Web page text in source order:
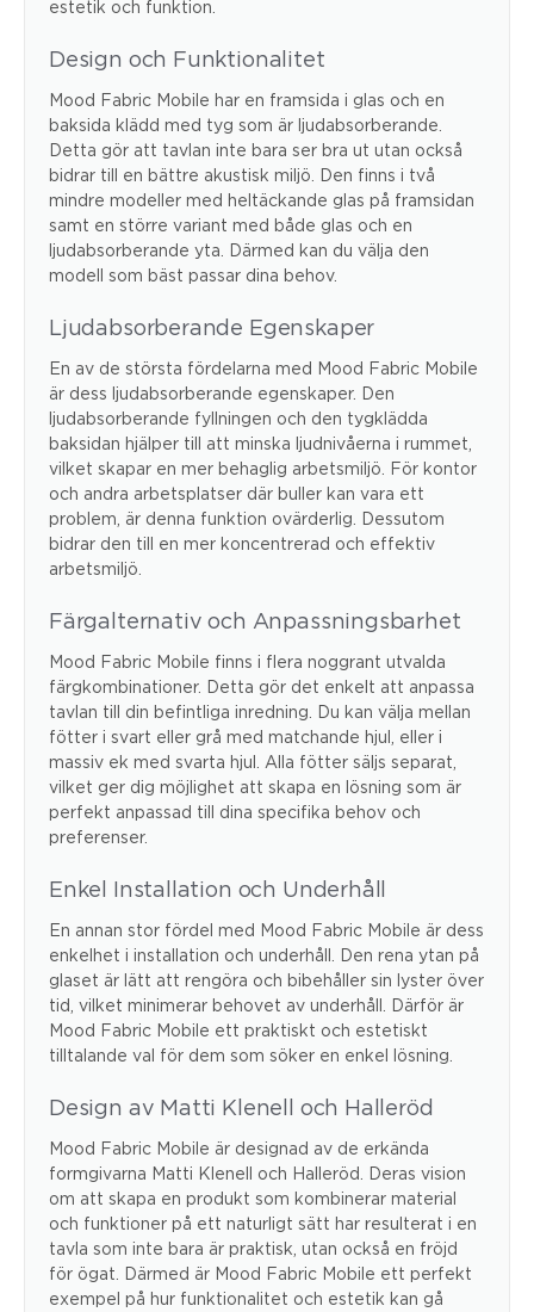
estetik och funktion.
Design och Funktionalitet
Mood Fabric Mobile har en framsida i glas och en
baksida klädd med tyg som är ljudabsorberande.
Detta gör att tavlan inte bara ser bra ut utan också
bidrar till en bättre akustisk miljö. Den finns i två
mindre modeller med heltäckande glas på framsidan
samt en större variant med både glas och en
ljudabsorberande yta. Därmed kan du välja den
modell som bäst passar dina behov.
Ljudabsorberande Egenskaper
En av de största fördelarna med Mood Fabric Mobile
är dess ljudabsorberande egenskaper. Den
ljudabsorberande fyllningen och den tygklädda
baksidan hjälper till att minska ljudnivåerna i rummet,
vilket skapar en mer behaglig arbetsmiljö. För kontor
och andra arbetsplatser där buller kan vara ett
problem, är denna funktion ovärderlig. Dessutom
bidrar den till en mer koncentrerad och effektiv
arbetsmiljö.
Färgalternativ och Anpassningsbarhet
Mood Fabric Mobile finns i flera noggrant utvalda
färgkombinationer. Detta gör det enkelt att anpassa
tavlan till din befintliga inredning. Du kan välja mellan
fötter i svart eller grå med matchande hjul, eller i
massiv ek med svarta hjul. Alla fötter säljs separat,
vilket ger dig möjlighet att skapa en lösning som är
perfekt anpassad till dina specifika behov och
preferenser.
Enkel Installation och Underhåll
En annan stor fördel med Mood Fabric Mobile är dess
enkelhet i installation och underhåll. Den rena ytan på
glaset är lätt att rengöra och bibehåller sin lyster över
tid, vilket minimerar behovet av underhåll. Därför är
Mood Fabric Mobile ett praktiskt och estetiskt
tilltalande val för dem som söker en enkel lösning.
Design av Matti Klenell och Halleröd
Mood Fabric Mobile är designad av de erkända
formgivarna Matti Klenell och Halleröd. Deras vision
om att skapa en produkt som kombinerar material
och funktioner på ett naturligt sätt har resulterat i en
tavla som inte bara är praktisk, utan också en fröjd
för ögat. Därmed är Mood Fabric Mobile ett perfekt
exempel på hur funktionalitet och estetik kan gå